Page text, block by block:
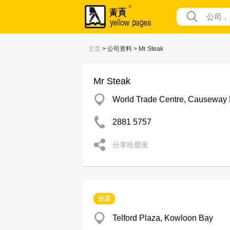
主页 > 公司资料 > Mr Steak
Mr Steak
World Trade Centre, Causeway
2881 5757
分享给朋友
分店
Telford Plaza, Kowloon Bay